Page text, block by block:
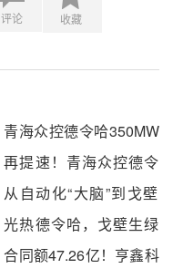
评论 收藏
青海众控德令哈350MW
光热发电示范（试点）
项目可行性研究报告顺
利通过评审
再提速！青海众控德令
哈35万千瓦光热项目建
设进度刷新
从自动化“大脑”到戈壁
“追光”！专访金建祥：光
热价值不止于发电利好
光热德令哈，戈壁生绿
电
合同额47.26亿！亨鑫科